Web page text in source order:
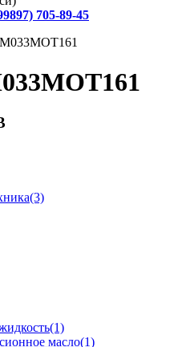
705-89-45
(3)
(1)
масло(1)